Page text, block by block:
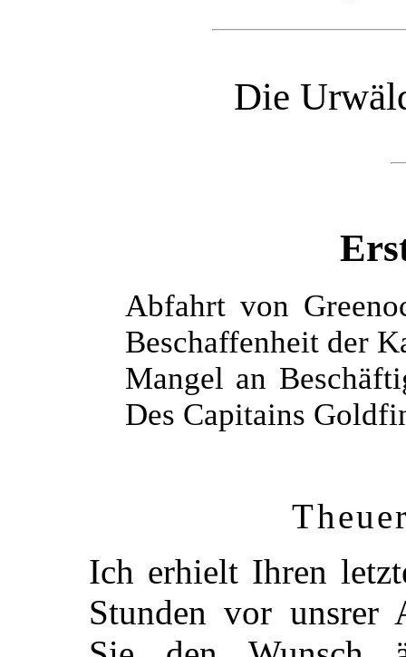
Die
Abfahrt von
Beschaffenheit der
Mangel an
Des Capitains
Ich erhielt Ihren
Stunden vor unsrer